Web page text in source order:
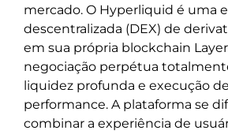
mercado. O Hyperliquid é uma
descentralizada (DEX) de
em sua própria blockchain
negociação perpétua
liquidez profunda e execução
performance. A plataforma se
combinar a experiência de